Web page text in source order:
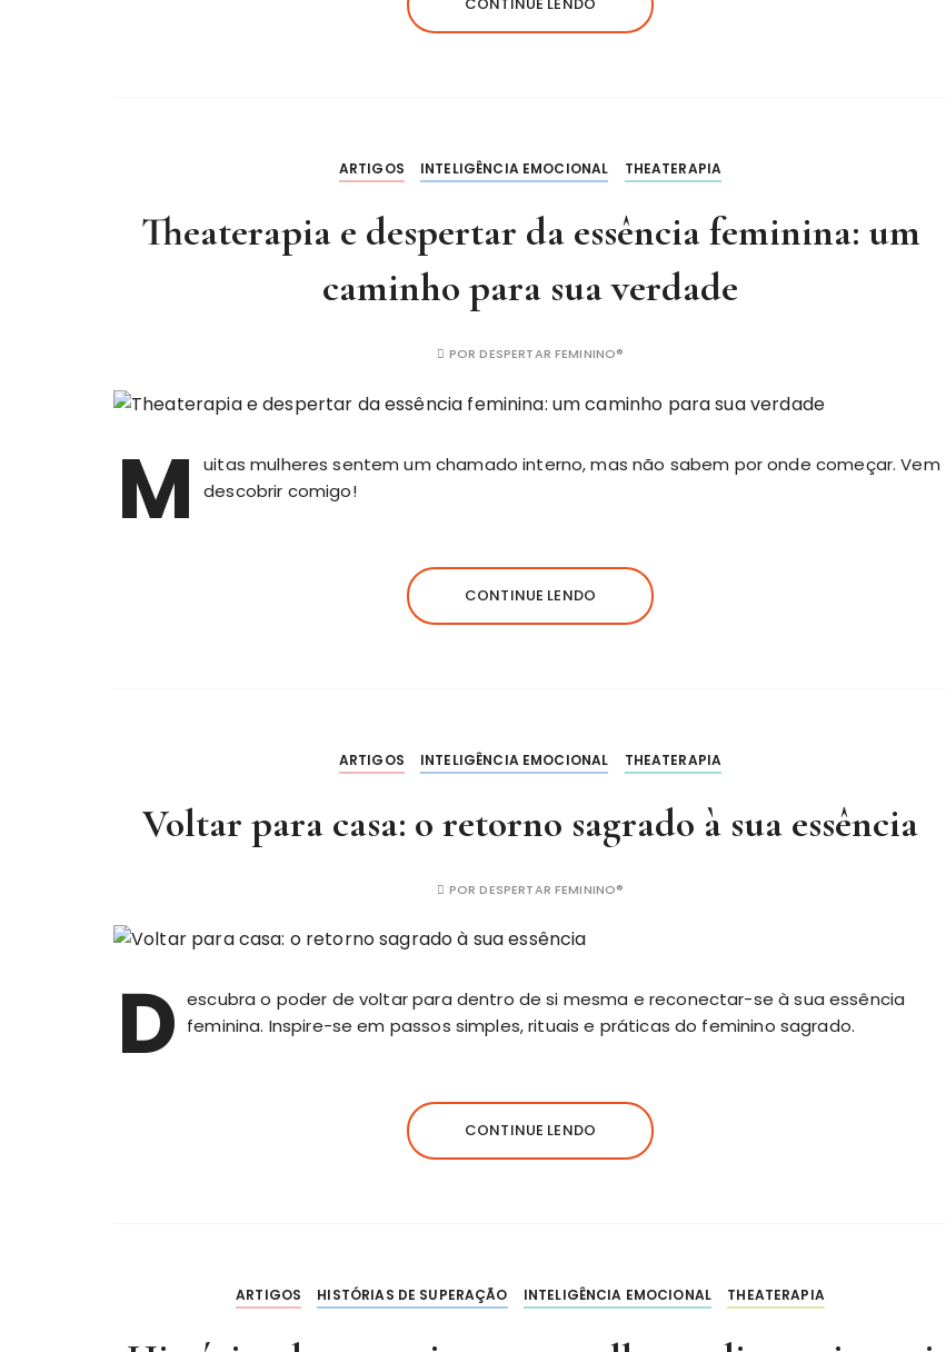
CONTINUE LENDO
ARTIGOS INTELIGÊNCIA EMOCIONAL THEATERAPIA
Theaterapia e despertar da essência feminina: um
caminho para sua verdade
PORDESPERTAR FEMININO®
M
uitas mulheres sentem um chamado interno, mas não sabem por onde começar. Vem
descobrir comigo!
CONTINUE LENDO
ARTIGOS INTELIGÊNCIA EMOCIONAL THEATERAPIA
Voltar para casa: o retorno sagrado à sua essência
PORDESPERTAR FEMININO®
D escubra o poder de voltar para dentro de si mesma e reconectar-se à sua essência
feminina. Inspire-se em passos simples, rituais e práticas do feminino sagrado.
CONTINUE LENDO
ARTIGOS HISTÓRIAS DE SUPERAÇÃO INTELIGÊNCIA EMOCIONAL THEATERAPIA